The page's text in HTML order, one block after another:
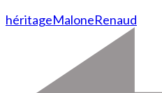
héritageMaloneRenaud